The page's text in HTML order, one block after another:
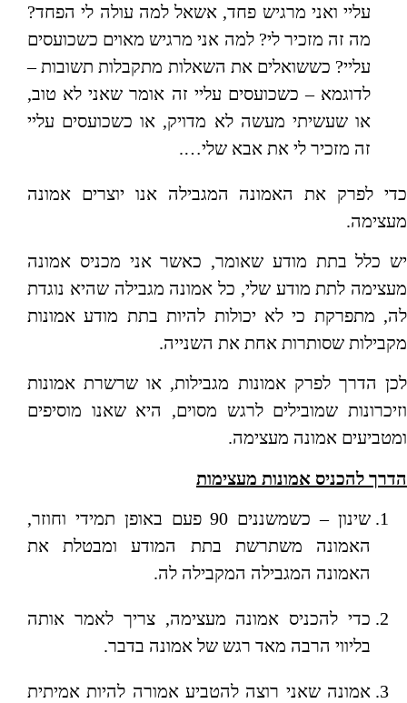
עליי ואני מרגיש פחד, אשאל למה עולה לי הפחד?
מה זה מזכיר לי? למה אני מרגיש מאוים כשכועסים
עליי? כששואלים את השאלות מתקבלות תשובות –
לדוגמא – כשכועסים עליי זה אומר שאני לא טוב,
או שעשיתי מעשה לא מדויק, או כשכועסים עליי
זה מזכיר לי את אבא שלי….
כדי לפרק את האמונה המגבילה אנו יוצרים אמונה
מעצימה.
יש כלל בתת מודע שאומר, כאשר אני מכניס אמונה
מעצימה לתת מודע שלי, כל אמונה מגבילה שהיא נוגדת
לה, מתפרקת כי לא יכולות להיות בתת מודע אמונות
מקבילות שסותרות אחת את השנייה.
לכן הדרך לפרק אמונות מגבילות, או שרשרת אמונות
וזיכרונות שמובילים לרגש מסוים, היא שאנו מוסיפים
ומטביעים אמונה מעצימה.
הדרך להכניס אמונות מעצימות
שינון – כשמשננים 90 פעם באופן תמידי וחוזר,
האמונה משתרשת בתת המודע ומבטלת את
האמונה המגבילה המקבילה לה.
כדי להכניס אמונה מעצימה, צריך לאמר אותה
בליווי הרבה מאד רגש של אמונה בדבר.
אמונה שאני רוצה להטביע אמורה להיות אמיתית